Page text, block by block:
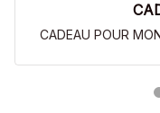
CADEAU POUR